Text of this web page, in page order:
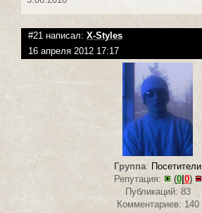
#21 написал: X-Styles
16 апреля 2012 17:17
Группа: Посетители
Репутация:
(0| 0)
Публикаций: 83
Комментариев: 140